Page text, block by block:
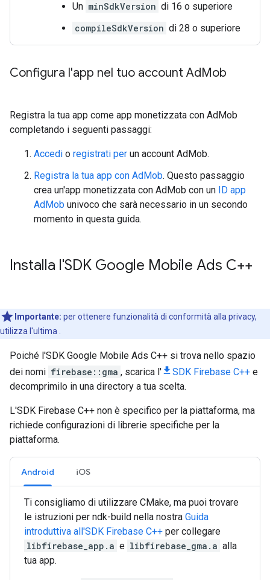
Un minSdkVersion di 16 o superiore
compileSdkVersion di 28 o superiore
Configura l'app nel tuo account AdMob
Registra la tua app come app monetizzata con AdMob
completando i seguenti passaggi:
Accedi o registrati per un account AdMob.
Registra la tua app con AdMob. Questo passaggio
crea un'app monetizzata con AdMob con un ID app
AdMob univoco che sarà necessario in un secondo
momento in questa guida.
Installa l'SDK Google Mobile Ads C++
Importante: per ottenere funzionalità di conformità alla privacy,
utilizza l'ultima .
Poiché l'SDK Google Mobile Ads C++ si trova nello spazio
dei nomi firebase::gma , scarica l' SDK Firebase C++ e
decomprimilo in una directory a tua scelta.
L'SDK Firebase C++ non è specifico per la piattaforma, ma
richiede configurazioni di librerie specifiche per la
piattaforma.
Android iOS
Ti consigliamo di utilizzare CMake, ma puoi trovare
le istruzioni per ndk-build nella nostra Guida
introduttiva all'SDK Firebase C++ per collegare
libfirebase_app.a e libfirebase_gma.a alla
tua app.